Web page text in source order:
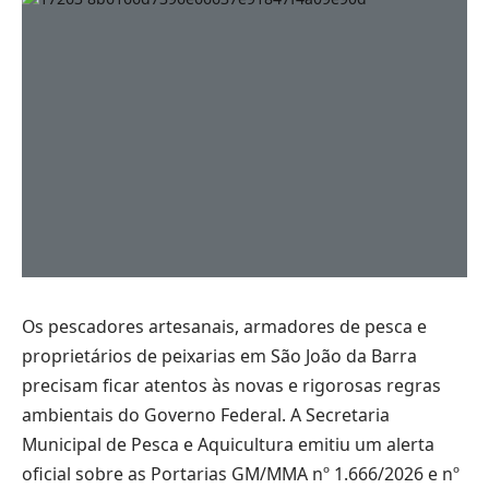
Os pescadores artesanais, armadores de pesca e
proprietários de peixarias em São João da Barra
precisam ficar atentos às novas e rigorosas regras
ambientais do Governo Federal. A Secretaria
Municipal de Pesca e Aquicultura emitiu um alerta
oficial sobre as Portarias GM/MMA nº 1.666/2026 e nº